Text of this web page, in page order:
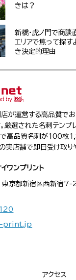
きは？
新橋・虎ノ門で商
エリアで焦って探す
き決定的理由
が運営する高品質でお
厳選された名刺テンプ
で高品質名刺が100枚
実店舗で即日受け取り
ワンプリント
京都新宿区西新宿
print.jp
アクセス